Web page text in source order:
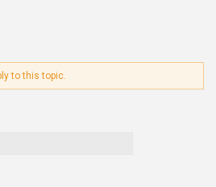
to this topic.